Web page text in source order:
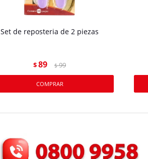
Set de reposteria de 2 piezas
$89 $ 99